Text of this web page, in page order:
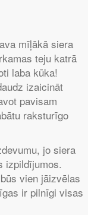
mīļākā siera
teju katrā
laba kūka!
izaicināt
pavisam
raksturīgo
jo siera
izpildījumos.
vien jāizvēlas
ir pilnīgi visas